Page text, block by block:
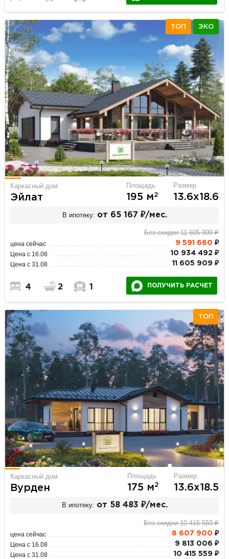
ТОП ЭКО
Каркасный дом
Эйлат
Площадь
195 м2
Размер
13.6х18.6
В ипотеку: от 65 167 ₽/мес.
Без скидки 11 605 909 ₽
цена сейчас 9 591 660 ₽
Цена с 16.08 10 934 492 ₽
Цена с 31.08 11 605 909 ₽
4 2 1 ПОЛУЧИТЬ РАСЧЕТ
ТОП
Каркасный дом
Вурден
Площадь
175 м2
Размер
13.6х18.5
В ипотеку: от 58 483 ₽/мес.
Без скидки 10 415 559 ₽
цена сейчас 8 607 900 ₽
Цена с 16.08 9 813 006 ₽
Цена с 31.08 10 415 559 ₽